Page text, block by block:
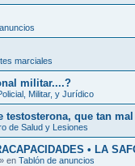
marciales
militar....?
Militar, y Jurídico
testosterona, que tan
de Salud y Lesiones
• LA
» en Tablón de anuncios